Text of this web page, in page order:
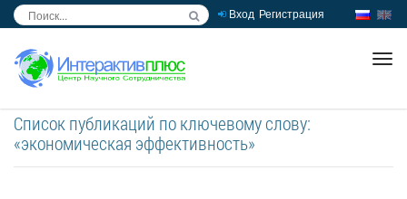
Вход Регистрация
Список публикаций по ключевому слову:
«экономическая эффективность»